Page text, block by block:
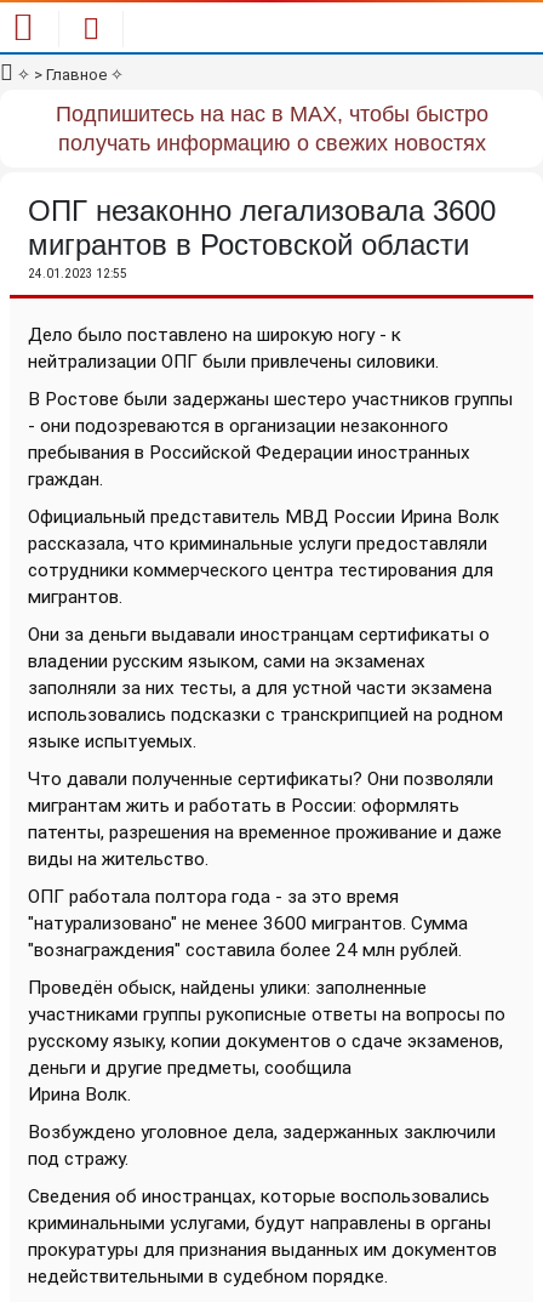
✧ > Главное ✧
Подпишитесь на нас в MAX, чтобы быстро
получать информацию о свежих новостях
ОПГ незаконно легализовала 3600
мигрантов в Ростовской области
24.01.2023 12:55
Дело было поставлено на широкую ногу - к
нейтрализации ОПГ были привлечены силовики.
В Ростове были задержаны шестеро участников группы
- они подозреваются в организации незаконного
пребывания в Российской Федерации иностранных
граждан.
Официальный представитель МВД России Ирина Волк
рассказала, что криминальные услуги предоставляли
сотрудники коммерческого центра тестирования для
мигрантов.
Они за деньги выдавали иностранцам сертификаты о
владении русским языком, сами на экзаменах
заполняли за них тесты, а для устной части экзамена
использовались подсказки с транскрипцией на родном
языке испытуемых.
Что давали полученные сертификаты? Они позволяли
мигрантам жить и работать в России: оформлять
патенты, разрешения на временное проживание и даже
виды на жительство.
ОПГ работала полтора года - за это время
"натурализовано" не менее 3600 мигрантов. Сумма
"вознаграждения" составила более 24 млн рублей.
Проведён обыск, найдены улики: заполненные
участниками группы рукописные ответы на вопросы по
русскому языку, копии документов о сдаче экзаменов,
деньги и другие предметы, сообщила
Ирина Волк.
Возбуждено уголовное дела, задержанных заключили
под стражу.
Сведения об иностранцах, которые воспользовались
криминальными услугами, будут направлены в органы
прокуратуры для признания выданных им документов
недействительными в судебном порядке.